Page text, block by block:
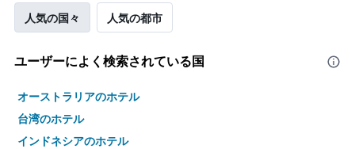
人気の国々 人気の都市
ユーザーによく検索されている国
オーストラリアのホテル
台湾のホテル
インドネシアのホテル